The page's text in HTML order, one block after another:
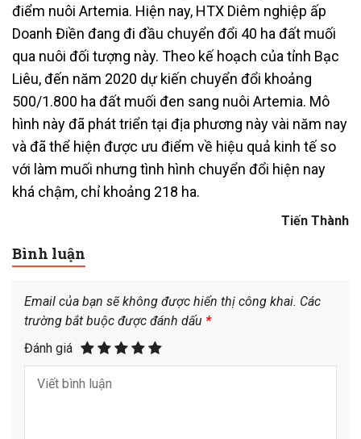
điểm nuôi Artemia. Hiện nay, HTX Diêm nghiệp ấp
Doanh Điền đang đi đầu chuyển đổi 40 ha đất muối
qua nuôi đối tượng này. Theo kế hoạch của tỉnh Bạc
Liêu, đến năm 2020 dự kiến chuyển đổi khoảng
500/1.800 ha đất muối đen sang nuôi Artemia. Mô
hình này đã phát triển tại địa phương này vài năm nay
và đã thể hiện được ưu điểm về hiệu quả kinh tế so
với làm muối nhưng tình hình chuyển đổi hiện nay
khá chậm, chỉ khoảng 218 ha.
Tiến Thành
Bình luận
Email của bạn sẽ không được hiển thị công khai. Các
trường bắt buộc được đánh dấu *
Đánh giá